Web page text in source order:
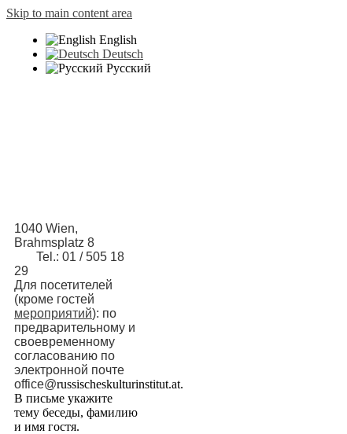
Skip to main content area
English
Deutsch
Русский
1040 Wien,
Brahmsplatz 8
Tel.: 01 / 505 18
29
Для посетителей
(кроме гостей
мероприятий): по
предварительному и
своевременному
согласованию по
электронной почте
office@russischeskulturinstitut.at.
В письме укажите
тему беседы, фамилию
и имя гостя.